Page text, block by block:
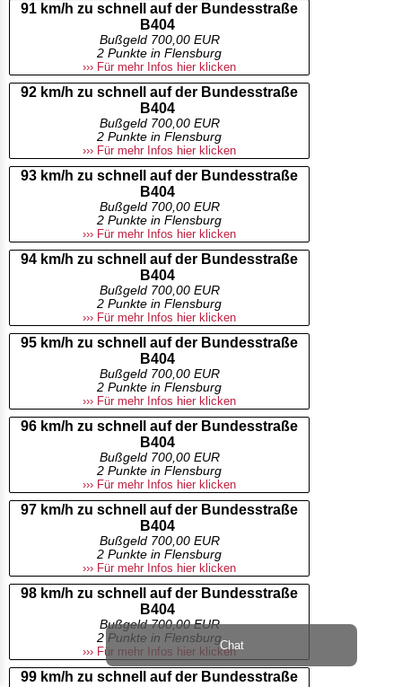
91 km/h zu schnell auf der Bundesstraße
B404
Bußgeld 700,00 EUR
2 Punkte in Flensburg
››› Für mehr Infos hier klicken
92 km/h zu schnell auf der Bundesstraße
B404
Bußgeld 700,00 EUR
2 Punkte in Flensburg
››› Für mehr Infos hier klicken
93 km/h zu schnell auf der Bundesstraße
B404
Bußgeld 700,00 EUR
2 Punkte in Flensburg
››› Für mehr Infos hier klicken
94 km/h zu schnell auf der Bundesstraße
B404
Bußgeld 700,00 EUR
2 Punkte in Flensburg
››› Für mehr Infos hier klicken
95 km/h zu schnell auf der Bundesstraße
B404
Bußgeld 700,00 EUR
2 Punkte in Flensburg
››› Für mehr Infos hier klicken
96 km/h zu schnell auf der Bundesstraße
B404
Bußgeld 700,00 EUR
2 Punkte in Flensburg
››› Für mehr Infos hier klicken
97 km/h zu schnell auf der Bundesstraße
B404
Bußgeld 700,00 EUR
2 Punkte in Flensburg
››› Für mehr Infos hier klicken
98 km/h zu schnell auf der Bundesstraße
B404
Bußgeld 700,00 EUR
2 Punkte in Flensburg
››› Für mehr Infos hier klicken
99 km/h zu schnell auf der Bundesstraße
Chat